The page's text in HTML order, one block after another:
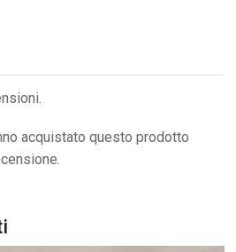
acquistato questo prodotto